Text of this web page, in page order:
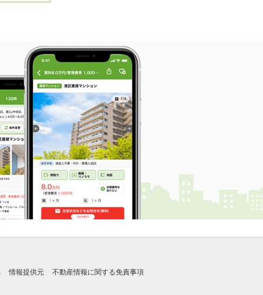
情報提供元 不動産情報に関する免責事項